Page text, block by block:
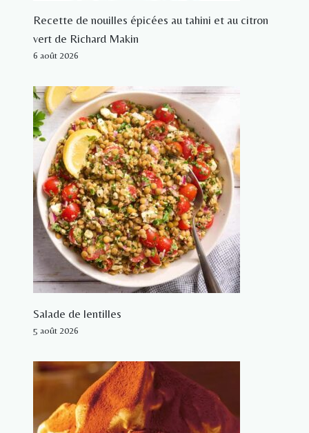
Recette de nouilles épicées au tahini et au citron
vert de Richard Makin
6 août 2026
Salade de lentilles
5 août 2026